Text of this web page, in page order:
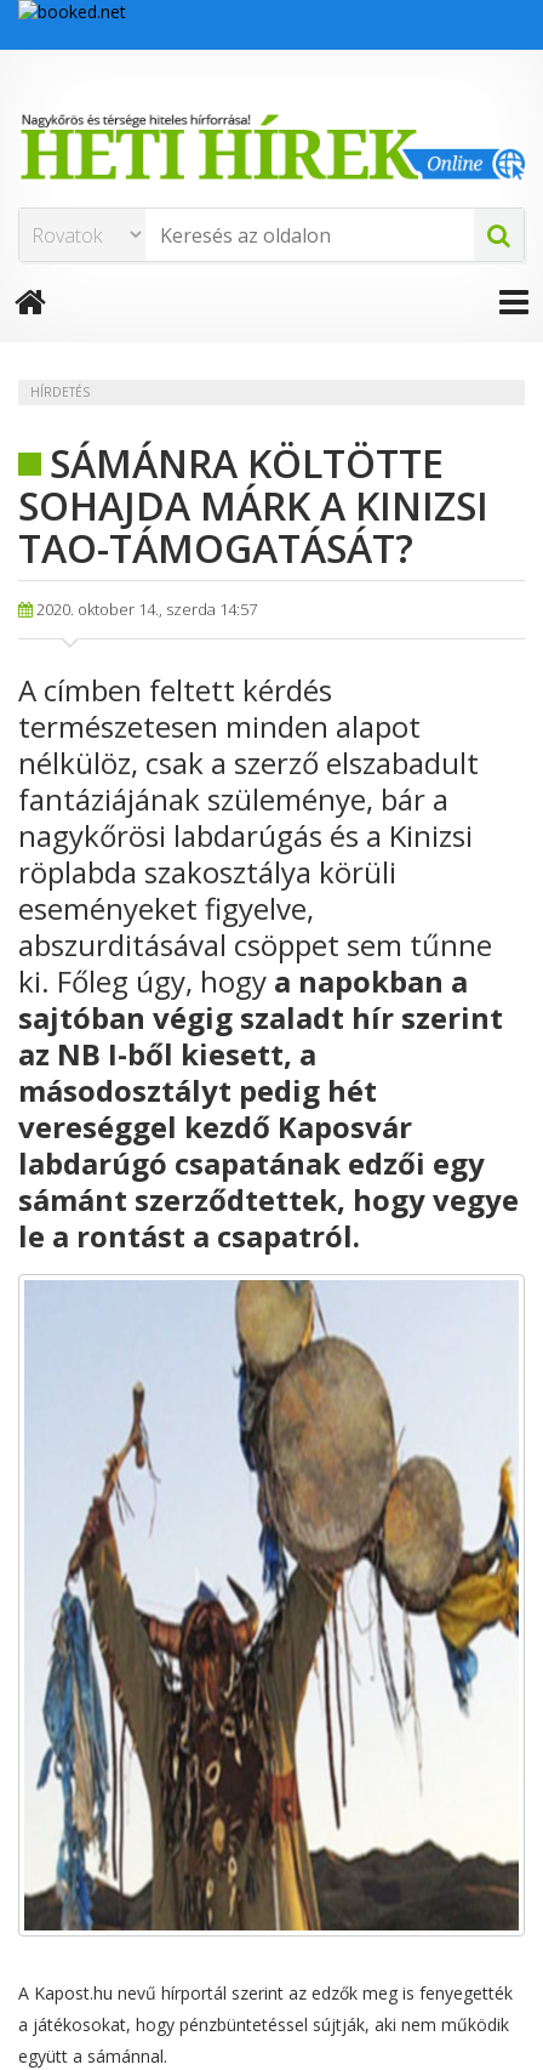
HÍRDETÉS
SÁMÁNRA KÖLTÖTTE
SOHAJDA MÁRK A KINIZSI
TAO-TÁMOGATÁSÁT?
2020. oktober 14., szerda 14:57
A címben feltett kérdés
természetesen minden alapot
nélkülöz, csak a szerző elszabadult
fantáziájának szüleménye, bár a
nagykőrösi labdarúgás és a Kinizsi
röplabda szakosztálya körüli
eseményeket figyelve,
abszurditásával csöppet sem tűnne
ki. Főleg úgy, hogy a napokban a
sajtóban végig szaladt hír szerint
az NB I-ből kiesett, a
másodosztályt pedig hét
vereséggel kezdő Kaposvár
labdarúgó csapatának edzői egy
sámánt szerződtettek, hogy vegye
le a rontást a csapatról.
A Kapost.hu nevű hírportál szerint az edzők meg is fenyegették
a játékosokat, hogy pénzbüntetéssel sújtják, aki nem működik
együtt a sámánnal.